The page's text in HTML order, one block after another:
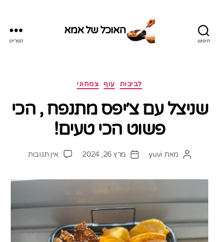
חיפוש
האוכל של אמא
תפריט
קטגוריות לביבות עוף צמחוני
שניצל עם צ׳יפס מתנפח , הכי
פשוט הכי טעים!
המחבר
מאת yuvi
תאריך
מרץ 26, 2024 אין תגובות
,
פשוט